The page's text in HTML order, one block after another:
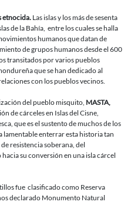
etnocida. Las islas y los más de sesenta
de la Bahía, entre los cuales se halla
humanos que datan de
de grupos humanos desde el 600
transitados por varios pueblos
que se han dedicado al
con los pueblos vecinos.
del pueblo misquito, MASTA,
de cárceles en Islas del Cisne,
que es el sustento de muchos de los
lamentable enterrar esta historia tan
resistencia soberana, del
su conversión en una isla cárcel
fue clasificado como Reserva
declarado Monumento Natural